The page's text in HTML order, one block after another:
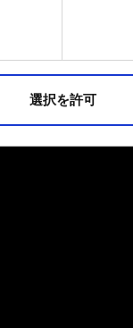
ただくために必
ンテンツ関連のフ
なることはありま
選択を許可